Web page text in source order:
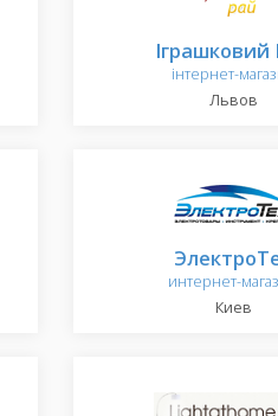
Іграшковий
інтернет-
Львов
интернет-
Киев